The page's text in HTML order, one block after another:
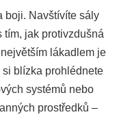
boji. Navštívíte sály
tím, jak protivzdušná
lákadlem je
si blízka prohlédnete
systémů nebo
prostředků –